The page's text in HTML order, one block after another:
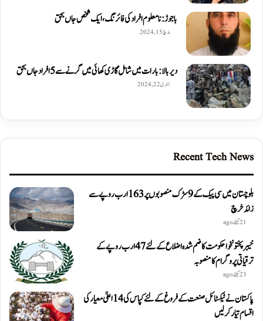
باجوڑ: نامعلوم افراد کی فائرنگ، ایک شخص جاں بحق
مارچ 15, 2024
دیربالا: بارات میں شامل گاڑی کھائی میں گرنے سے 5 افراد جاں بحق
جنوری 22, 2024
Recent Tech News
بلوچستان میں سی پیک کے 9 سڑک منصوبوں پر 163 ارب روپے سے
زائد خرچ
21 گھنٹے ago
خیبرپختونخوا حکومت کا ضم شدہ اضلاع کے لئے 47 ارب روپے کے
ترقیاتی پروگرام کا منصوبہ
23 گھنٹے ago
پاکستان نے ٹیکسٹائل صنعت کے فروغ کے لئے کپاس کی 14 اعلیٰ معیار کی
اقسام تیار کر لیں